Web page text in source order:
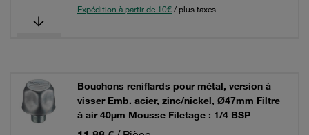
Expédition à partir de 10€/ plus taxes
Bouchons reniflards pour métal, version à
visser Emb. acier, zinc/nickel, Ø47mm Filtre
à air 40µm Mousse Filetage : 1/4 BSP